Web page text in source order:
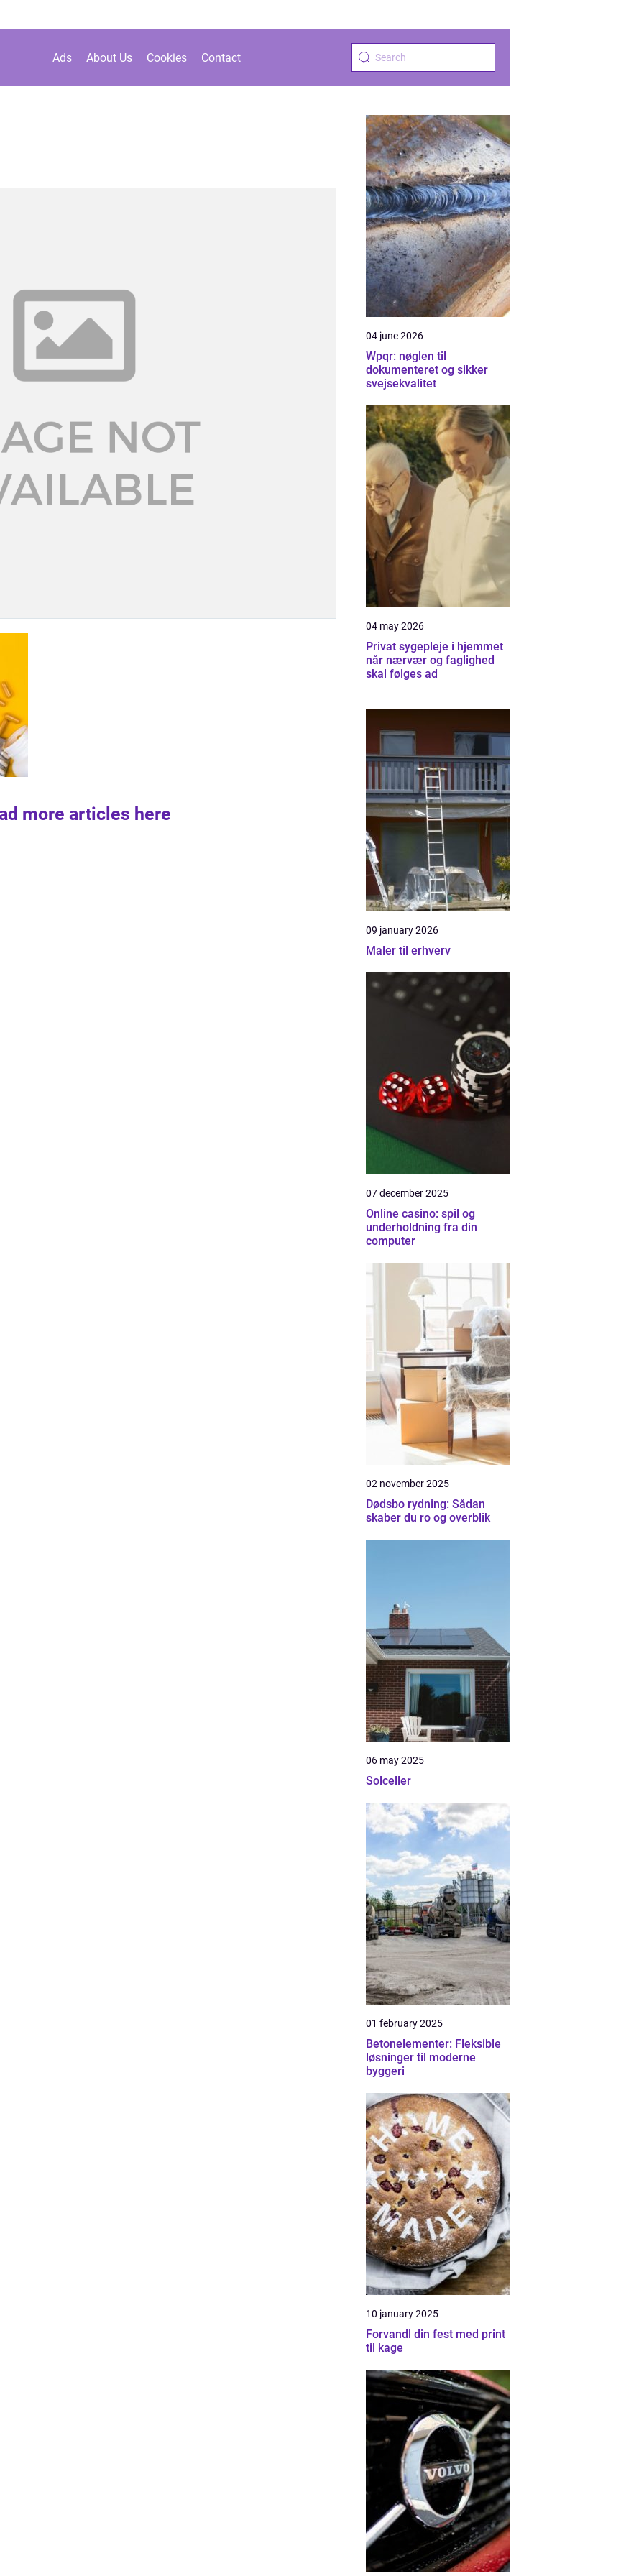
Ads About Us Cookies Contact
more articles here
04 june 2026
Wpqr: nøglen til
dokumenteret og sikker
svejsekvalitet
04 may 2026
Privat sygepleje i hjemmet
når nærvær og faglighed
skal følges ad
09 january 2026
Maler til erhverv
07 december 2025
Online casino: spil og
underholdning fra din
computer
02 november 2025
Dødsbo rydning: Sådan
skaber du ro og overblik
06 may 2025
Solceller
01 february 2025
Betonelementer: Fleksible
løsninger til moderne
byggeri
10 january 2025
Forvandl din fest med print
til kage